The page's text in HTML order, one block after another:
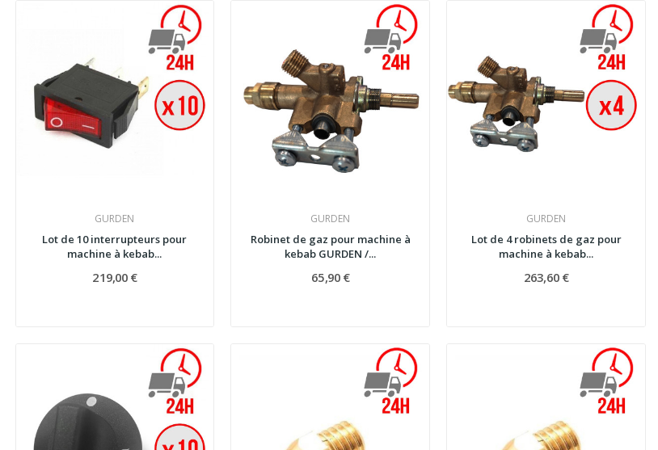
GURDEN
Lot de 10 interrupteurs pour
machine à kebab...
219,00 €
GURDEN
Robinet de gaz pour machine à
kebab GURDEN /...
65,90 €
GURDEN
Lot de 4 robinets de gaz pour
machine à kebab...
263,60 €